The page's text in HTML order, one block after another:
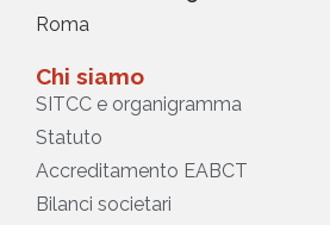
Roma
Chi siamo
SITCC e organigramma
Statuto
Accreditamento EABCT
Bilanci societari